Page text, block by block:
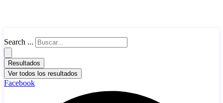
Search ...
Resultados
Ver todos los resultados
Facebook